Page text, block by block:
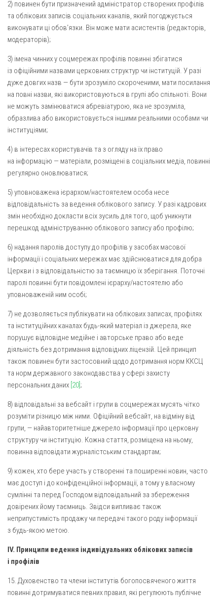
2) повинен бути призначений адміністратор створених профілів
та облікових записів соціальних каналів, який погоджується
виконувати ці обов’язки. Він може мати асистентів (редакторів,
модераторів);
3) імена чинних у соцмережах профілів повинні збігатися
із офіційними назвами церковних структур чи інституцій. У разі
дуже довгих назв — бути зрозуміло скороченими, мати посилання
на повні назви, які використовуються в групі або спільноті. Вони
не можуть замінюватися абревіатурою, яка не зрозуміла,
образлива або використовується іншими реальними особами чи
інституціями;
4) в інтересах користувачів та з огляду на їх право
на інформацію — матеріали, розміщені в соціальних медіа, повинні
регулярно оновлюватися;
5) уповноважена ієрархом/настоятелем особа несе
відповідальність за ведення облікового запису. У разі кадрових
змін необхідно докласти всіх зусиль для того, щоб уникнути
перешкод адмініструванню облікового запису або профілю;
6) надання паролів доступу до профілів у засобах масової
інформації і соціальних мережах має здійснюватися для добра
Церкви і з відповідальністю за таємницю їх зберігання. Поточні
паролі повинні бути повідомлені ієрарху/настоятелю або
уповноваженій ним особі;
7) не дозволяється публікувати на облікових записах, профілях
та інституційних каналах будь-який матеріал із джерела, яке
порушує відповідне медійне і авторське право або веде
діяльність без дотримання відповідних ліцензій. Цей принцип
також повинен бути застосовний щодо дотримання норм ККСЦ
та норм державного законодавства у сфері захисту
персональних даних [20] ;
8) відповідальні за вебсайт і групи в соцмережах мусять чітко
розуміти різницю між ними. Офіційний вебсайт, на відміну від
групи, — найавторитетніше джерело інформації про церковну
структуру чи інституцію. Кожна стаття, розміщена на ньому,
повинна відповідати журналістським стандартам;
9) кожен, хто бере участь у створенні та поширенні новин, часто
має доступ і до конфіденційної інформації, а тому у власному
сумлінні та перед Господом відповідальний за збереження
довірених йому таємниць. Звідси випливає також
неприпустимість продажу чи передачі такого роду інформації
з будь-якою метою.
IV. Принципи ведення індивідуальних облікових записів
і профілів
15. Духовенство та члени інститутів богопосвяченого життя
повинні дотримуватися певних правил, які регулюють публічне